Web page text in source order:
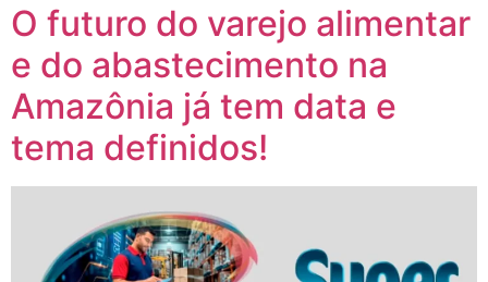
O futuro do varejo alimentar
e do abastecimento na
Amazônia já tem data e
tema definidos!